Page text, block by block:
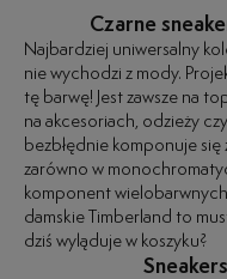
Czarne
Najbardziej uniwersalny
nie wychodzi z mody.
tę barwę! Jest zawsze na
na akcesoriach, odzieży
bezbłędnie komponuje się
zarówno w
komponent
damskie Timberland to
dziś wyląduje w koszyku?